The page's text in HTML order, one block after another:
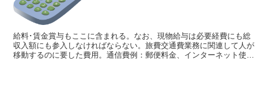
給料･賃金賞与もここに含まれる。なお、現物給与は必要経費にも総
収入額にも参入しなければならない。旅費交通費業務に関連して人が
移動するのに要した費用。通信費例：郵便料金、インターネット使用